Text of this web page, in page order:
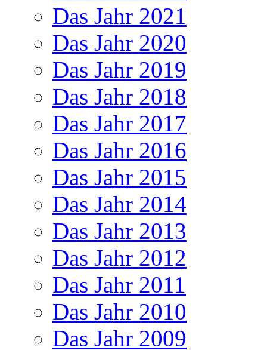
Das Jahr 2021
Das Jahr 2020
Das Jahr 2019
Das Jahr 2018
Das Jahr 2017
Das Jahr 2016
Das Jahr 2015
Das Jahr 2014
Das Jahr 2013
Das Jahr 2012
Das Jahr 2011
Das Jahr 2010
Das Jahr 2009